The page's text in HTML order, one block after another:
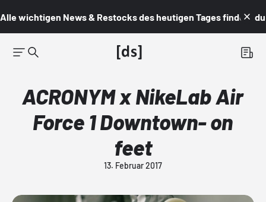
Alle wichtigen News & Restocks des heutigen Tages findest du
ACRONYM x NikeLab Air
Force 1 Downtown- on
feet
13. Februar 2017